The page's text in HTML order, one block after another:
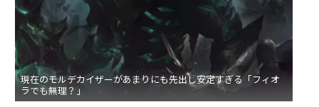
現在のモルデカイザーがあまりにも先出し安定すぎる「フィオ
ラでも無理？」